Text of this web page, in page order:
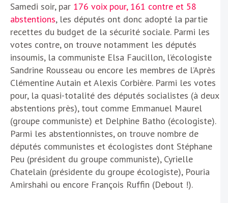
Samedi soir, par 176 voix pour, 161 contre et 58
abstentions, les députés ont donc adopté la partie
recettes du budget de la sécurité sociale. Parmi les
votes contre, on trouve notamment les députés
insoumis, la communiste Elsa Faucillon, l’écologiste
Sandrine Rousseau ou encore les membres de l’Après
Clémentine Autain et Alexis Corbière. Parmi les votes
pour, la quasi-totalité des députés socialistes (à deux
abstentions près), tout comme Emmanuel Maurel
(groupe communiste) et Delphine Batho (écologiste).
Parmi les abstentionnistes, on trouve nombre de
députés communistes et écologistes dont Stéphane
Peu (président du groupe communiste), Cyrielle
Chatelain (présidente du groupe écologiste), Pouria
Amirshahi ou encore François Ruffin (Debout !).